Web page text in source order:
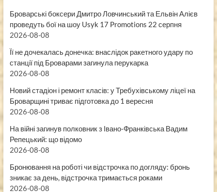
Броварські боксери Дмитро Ловчинський та Ельвін Алієв
проведуть бої на шоу Usyk 17 Promotions 22 серпня
2026-08-08
Її не дочекалась донечка: внаслідок ракетного удару по
станції під Броварами загинула перукарка
2026-08-08
Новий стадіон і ремонт класів: у Требухівському ліцеї на
Броварщині триває підготовка до 1 вересня
2026-08-08
На війні загинув полковник з Івано-Франківська Вадим
Репецький: що відомо
2026-08-08
Бронювання на роботі чи відстрочка по догляду: бронь
зникає за день, відстрочка тримається роками
2026-08-08